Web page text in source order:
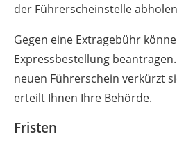
der Führerscheinstelle
Gegen eine Extragebühr
Expressbestellung
neuen Führerschein verkürzt
erteilt Ihnen Ihre Behörde.
Fristen